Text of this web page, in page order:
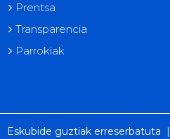
Prentsa
Transparencia
Parrokiak
Eskubide guztiak erreserbatuta |